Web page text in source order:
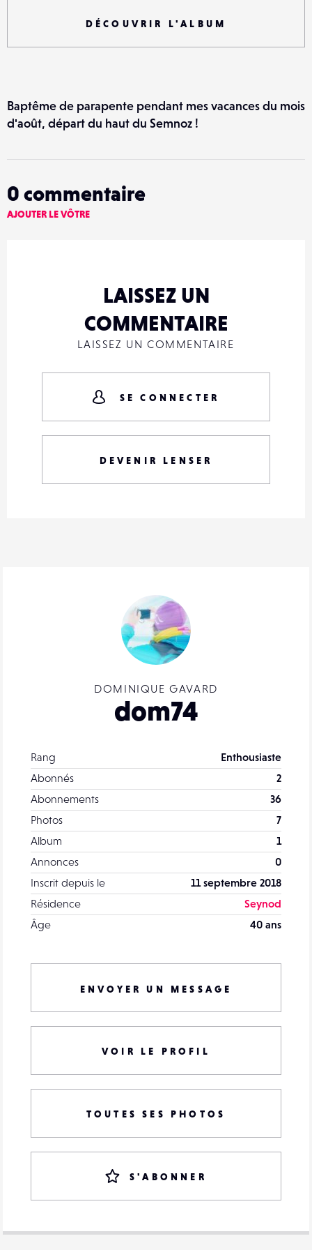
DÉCOUVRIR L'ALBUM
DOMINIQUE GAVARD
dom74
Rang
Enthousiaste
Abonnés
2
Abonnements
36
Photos
7
Album
1
Annonces
0
Inscrit depuis le
11 septembre 2018
Résidence
Seynod
Âge
40 ans
ENVOYER UN MESSAGE
VOIR LE PROFIL
TOUTES SES PHOTOS
S'ABONNER
Baptême de parapente pendant mes vacances du mois
d'août, départ du haut du Semnoz !
0 commentaire
AJOUTER LE VÔTRE
LAISSEZ UN
COMMENTAIRE
LAISSEZ UN COMMENTAIRE
SE CONNECTER
DEVENIR LENSER